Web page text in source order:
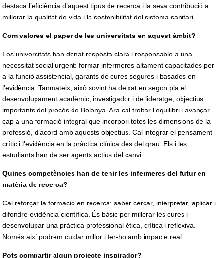
destaca l’eficiència d’aquest tipus de recerca i la seva contribució a
millorar la qualitat de vida i la sostenibilitat del sistema sanitari.
Com valores el paper de les universitats en aquest àmbit?
Les universitats han donat resposta clara i responsable a una
necessitat social urgent: formar infermeres altament capacitades per
a la funció assistencial, garants de cures segures i basades en
l’evidència. Tanmateix, això sovint ha deixat en segon pla el
desenvolupament acadèmic, investigador i de lideratge, objectius
importants del procés de Bolonya. Ara cal trobar l’equilibri i avançar
cap a una formació integral que incorpori totes les dimensions de la
professió, d’acord amb aquests objectius. Cal integrar el pensament
crític i l’evidència en la pràctica clínica des del grau. Els i les
estudiants han de ser agents actius del canvi.
Quines competències han de tenir les infermeres del futur en
matèria de recerca?
Cal reforçar la formació en recerca: saber cercar, interpretar, aplicar i
difondre evidència científica. És bàsic per millorar les cures i
desenvolupar una pràctica professional ètica, crítica i reflexiva.
Només així podrem cuidar millor i fer-ho amb impacte real.
Pots compartir algun projecte inspirador?